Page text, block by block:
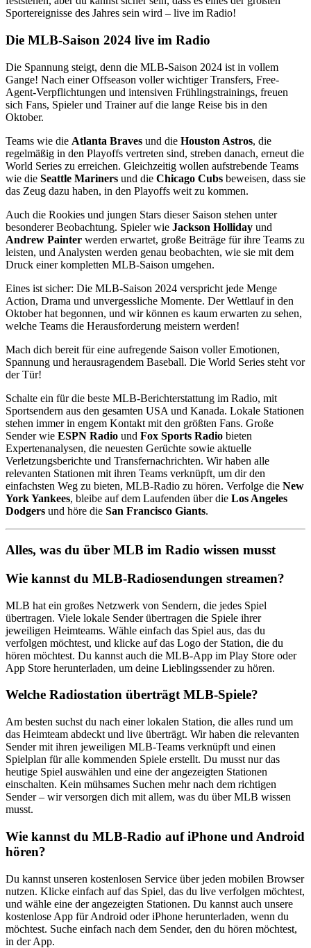
Sportereignisse des Jahres sein wird – live im Radio!
Die MLB-Saison 2024 live im Radio
Die Spannung steigt, denn die MLB-Saison 2024 ist in vollem
Gange! Nach einer Offseason voller wichtiger Transfers, Free-
Agent-Verpflichtungen und intensiven Frühlingstrainings, freuen
sich Fans, Spieler und Trainer auf die lange Reise bis in den
Oktober.
Teams wie die Atlanta Braves und die Houston Astros, die
regelmäßig in den Playoffs vertreten sind, streben danach, erneut die
World Series zu erreichen. Gleichzeitig wollen aufstrebende Teams
wie die Seattle Mariners und die Chicago Cubs beweisen, dass sie
das Zeug dazu haben, in den Playoffs weit zu kommen.
Auch die Rookies und jungen Stars dieser Saison stehen unter
besonderer Beobachtung. Spieler wie Jackson Holliday und
Andrew Painter werden erwartet, große Beiträge für ihre Teams zu
leisten, und Analysten werden genau beobachten, wie sie mit dem
Druck einer kompletten MLB-Saison umgehen.
Eines ist sicher: Die MLB-Saison 2024 verspricht jede Menge
Action, Drama und unvergessliche Momente. Der Wettlauf in den
Oktober hat begonnen, und wir können es kaum erwarten zu sehen,
welche Teams die Herausforderung meistern werden!
Mach dich bereit für eine aufregende Saison voller Emotionen,
Spannung und herausragendem Baseball. Die World Series steht vor
der Tür!
Schalte ein für die beste MLB-Berichterstattung im Radio, mit
Sportsendern aus den gesamten USA und Kanada. Lokale Stationen
stehen immer in engem Kontakt mit den größten Fans. Große
Sender wie ESPN Radio und Fox Sports Radio bieten
Expertenanalysen, die neuesten Gerüchte sowie aktuelle
Verletzungsberichte und Transfernachrichten. Wir haben alle
relevanten Stationen mit ihren Teams verknüpft, um dir den
einfachsten Weg zu bieten, MLB-Radio zu hören. Verfolge die New
York Yankees, bleibe auf dem Laufenden über die Los Angeles
Dodgers und höre die San Francisco Giants.
Alles, was du über MLB im Radio wissen musst
Wie kannst du MLB-Radiosendungen streamen?
MLB hat ein großes Netzwerk von Sendern, die jedes Spiel
übertragen. Viele lokale Sender übertragen die Spiele ihrer
jeweiligen Heimteams. Wähle einfach das Spiel aus, das du
verfolgen möchtest, und klicke auf das Logo der Station, die du
hören möchtest. Du kannst auch die MLB-App im Play Store oder
App Store herunterladen, um deine Lieblingssender zu hören.
Welche Radiostation überträgt MLB-Spiele?
Am besten suchst du nach einer lokalen Station, die alles rund um
das Heimteam abdeckt und live überträgt. Wir haben die relevanten
Sender mit ihren jeweiligen MLB-Teams verknüpft und einen
Spielplan für alle kommenden Spiele erstellt. Du musst nur das
heutige Spiel auswählen und eine der angezeigten Stationen
einschalten. Kein mühsames Suchen mehr nach dem richtigen
Sender – wir versorgen dich mit allem, was du über MLB wissen
musst.
Wie kannst du MLB-Radio auf iPhone und Android
hören?
Du kannst unseren kostenlosen Service über jeden mobilen Browser
nutzen. Klicke einfach auf das Spiel, das du live verfolgen möchtest,
und wähle eine der angezeigten Stationen. Du kannst auch unsere
kostenlose App für Android oder iPhone herunterladen, wenn du
möchtest. Suche einfach nach dem Sender, den du hören möchtest,
in der App.